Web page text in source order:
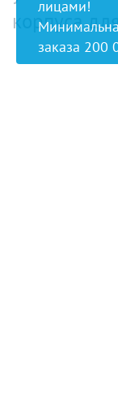
корпуса
лицами!
заказа 200